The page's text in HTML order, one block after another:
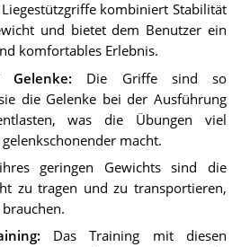
Liegestützgriffe kombiniert Stabilität
und bietet dem Benutzer ein
komfortables Erlebnis.
Gelenke: Die Griffe sind so
die Gelenke bei der Ausführung
was die Übungen viel
macht.
geringen Gewichts sind die
zu tragen und zu transportieren,
: Das Training mit diesen